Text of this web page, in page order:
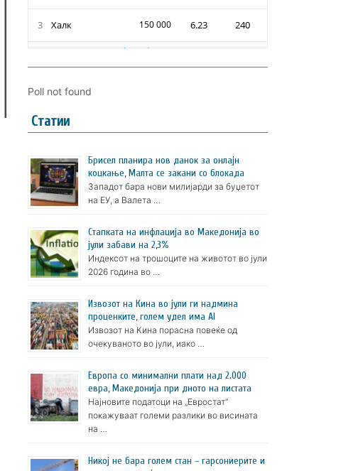
Poll not found
Статии
Брисел планира нов данок за онлајн
коцкање, Малта се закани со блокада
Западот бара нови милијарди за буџетот
на ЕУ, а Валета …
Стапката на инфлација во Македонија во
јули забави на 2,3%
Индексот на трошоците на животот во јули
2026 година во …
Извозот на Кина во јули ги надмина
проценките, голем удел има AI
Извозот на Кина порасна повеќе од
очекуваното во јули, иако …
Европа со минимални плати над 2.000
евра, Македонија при дното на листата
Најновите податоци на „Евростат“
покажуваат големи разлики во висината
на …
Никој не бара голем стан – гарсониерите и